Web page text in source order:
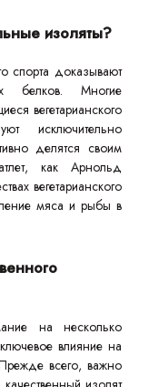
изоляты?
спорта доказывают
белков. Многие
вегетарианского
исключительно
делятся своим
как Арнольд
вегетарианского
мяса и рыбы в
на несколько
влияние на
всего, важно